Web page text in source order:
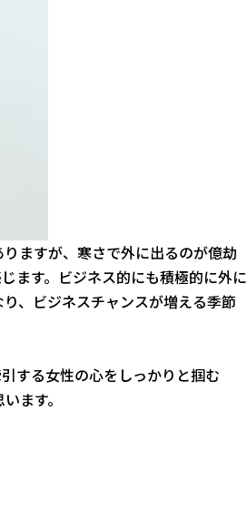
ますが、寒さで外に出るのが億劫
ます。ビジネス的にも積極的に外に
、ビジネスチャンスが増える季節
する女性の心をしっかりと掴む
ます。